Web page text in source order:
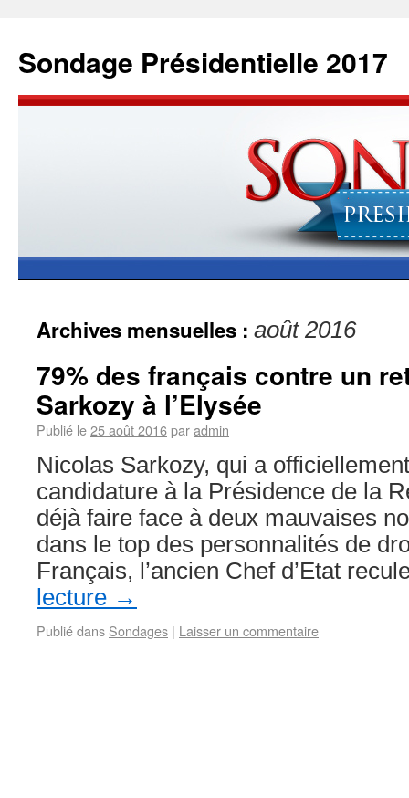
Sondage Présidentielle 2017
Archives mensuelles : août 2016
79% des français contre un
Sarkozy à l’Elysée
Publié le25 août 2016paradmin
Nicolas Sarkozy, qui a
candidature à la Présidence de la
déjà faire face à deux mauvaises
dans le top des personnalités de
Français, l’ancien Chef d’Etat
lecture →
Publié dans Sondages | Laisser un commentaire